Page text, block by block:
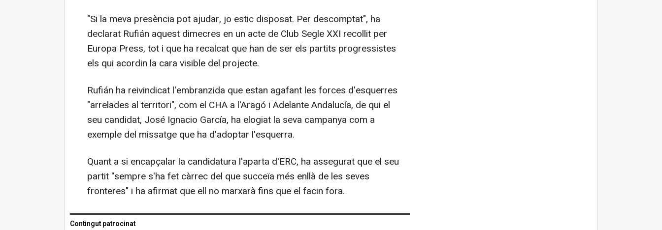
"Si la meva presència pot ajudar, jo estic disposat. Per descomptat", ha
declarat Rufián aquest dimecres en un acte de Club Segle XXI recollit per
Europa Press, tot i que ha recalcat que han de ser els partits progressistes
els qui acordin la cara visible del projecte.
Rufián ha reivindicat l'embranzida que estan agafant les forces d'esquerres
"arrelades al territori", com el CHA a l'Aragó i Adelante Andalucía, de qui el
seu candidat, José Ignacio García, ha elogiat la seva campanya com a
exemple del missatge que ha d'adoptar l'esquerra.
Quant a si encapçalar la candidatura l'aparta d'ERC, ha assegurat que el seu
partit "sempre s'ha fet càrrec del que succeïa més enllà de les seves
fronteres" i ha afirmat que ell no marxarà fins que el facin fora.
Contingut patrocinat